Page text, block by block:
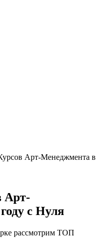
Арт-Менеджмента в
Арт-
с Нуля
рассмотрим ТОП